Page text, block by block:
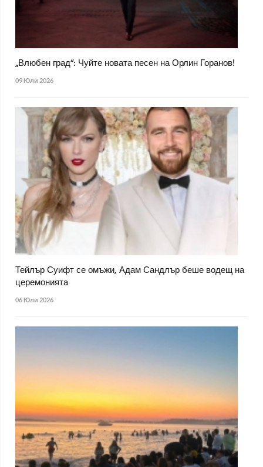
„Влюбен град“: Чуйте новата песен на Орлин Горанов!
09 Юли 2026
Тейлър Суифт се омъжи, Адам Сандлър беше водещ на
церемонията
06 Юли 2026